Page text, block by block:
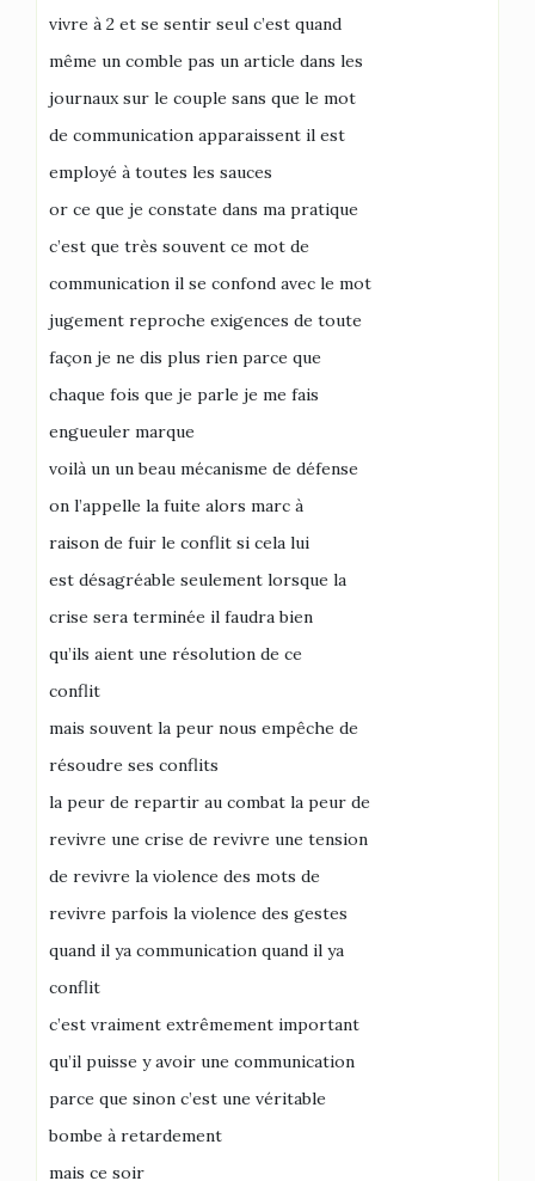
vivre à 2 et se sentir seul c’est quand
même un comble pas un article dans les
journaux sur le couple sans que le mot
de communication apparaissent il est
employé à toutes les sauces
or ce que je constate dans ma pratique
c’est que très souvent ce mot de
communication il se confond avec le mot
jugement reproche exigences de toute
façon je ne dis plus rien parce que
chaque fois que je parle je me fais
engueuler marque
voilà un un beau mécanisme de défense
on l’appelle la fuite alors marc à
raison de fuir le conflit si cela lui
est désagréable seulement lorsque la
crise sera terminée il faudra bien
qu’ils aient une résolution de ce
conflit
mais souvent la peur nous empêche de
résoudre ses conflits
la peur de repartir au combat la peur de
revivre une crise de revivre une tension
de revivre la violence des mots de
revivre parfois la violence des gestes
quand il ya communication quand il ya
conflit
c’est vraiment extrêmement important
qu’il puisse y avoir une communication
parce que sinon c’est une véritable
bombe à retardement
mais ce soir